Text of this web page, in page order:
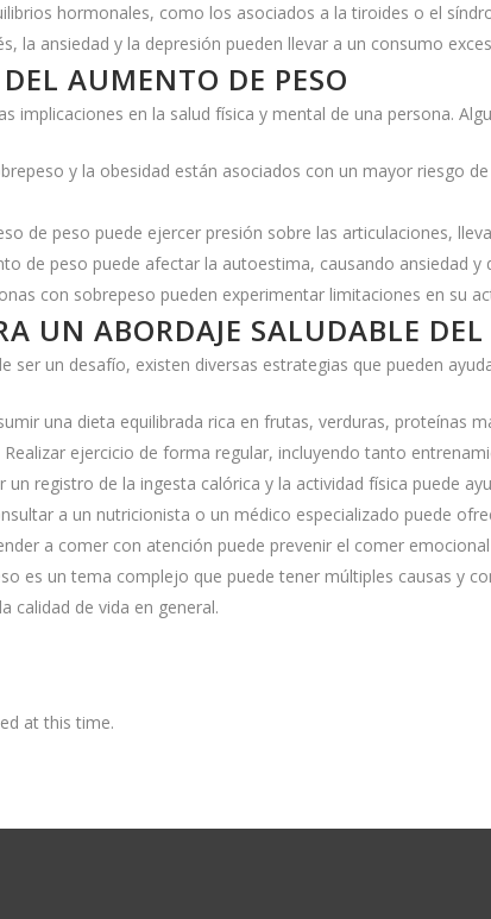
hormonales, como los asociados a la tiroides o el
la ansiedad y la depresión pueden llevar a un consumo
AUMENTO DE PESO
implicaciones en la salud física y mental de una persona.
y la obesidad están asociados con un mayor riesgo
de peso puede ejercer presión sobre las articulaciones,
de peso puede afectar la autoestima, causando ansiedad y
con sobrepeso pueden experimentar limitaciones en su
UN ABORDAJE SALUDABLE
ser un desafío, existen diversas estrategias que pueden
una dieta equilibrada rica en frutas, verduras, proteínas
Realizar ejercicio de forma regular, incluyendo tanto
un registro de la ingesta calórica y la actividad física puede
a un nutricionista o un médico especializado puede
a comer con atención puede prevenir el comer
es un tema complejo que puede tener múltiples causas y
calidad de vida en general.
at this time.